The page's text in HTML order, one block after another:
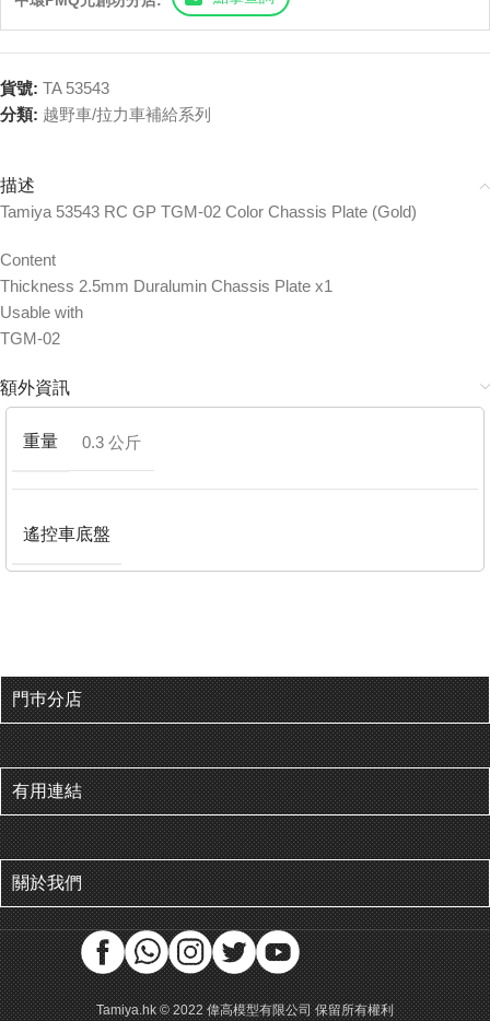
貨號: TA 53543
分類: 越野車/拉力車補給系列
描述
Tamiya 53543 RC GP TGM-02 Color Chassis Plate (Gold)
Content
Thickness 2.5mm Duralumin Chassis Plate x1
Usable with
TGM-02
額外資訊
重量 0.3 公斤
遙控車底盤
門巿分店
有用連結
關於我們
Tamiya.hk © 2022 偉高模型有限公司 保留所有權利